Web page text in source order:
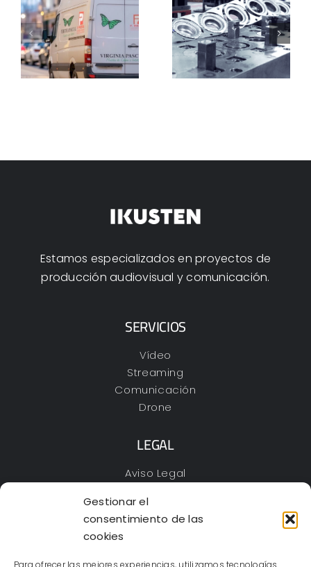
Gestionar el
consentimiento de las
cookies
Para ofrecer las mejores experiencias, utilizamos tecnologías
Itte
Technical
Solutions
Deba
torlojugintza
Estamos especializados en proyectos de
producción audiovisual y comunicación.
SERVICIOS
Vídeo
Streaming
Comunicación
Drone
LEGAL
Aviso Legal
Cookies
Declaración de accesibilidad